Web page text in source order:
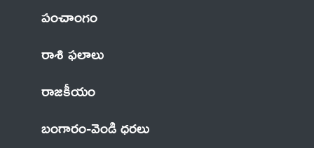
పంచాంగం
రాశి ఫలాలు
రాజకీయం
బంగారం-వెండి ధరలు